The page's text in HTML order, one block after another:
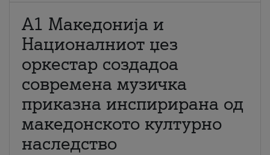
А1 Македонија и
Националниот џез
оркестар создадоа
современа музичка
приказна инспирирана од
македонското културно
наследство